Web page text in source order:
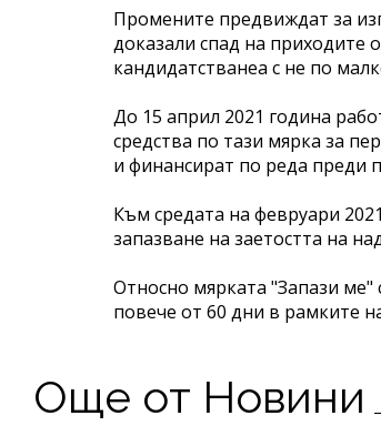
Промените предвиждат за
доказали спад на
кандидатстванеа с не по
До 15 април 2021 година
средства по тази мярка за
и финансират по реда преди
Към средата на февруари
запазване на заетостта на
Относно мярката "Запази
повече от 60 дни в рамките
Още от Новини